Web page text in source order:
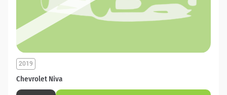
Chevrolet Niva
2019